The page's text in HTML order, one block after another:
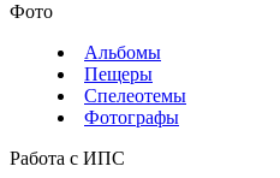
Фото
Альбомы
Пещеры
Спелеотемы
Фотографы
Работа с ИПС